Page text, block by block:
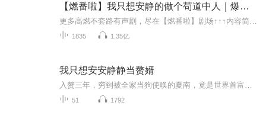
【燃番啦】我只想安静的做个苟道中人｜爆笑&系统｜轻松魔道修仙｜精品多人有声剧 平分仙道
1835 1.35亿
我只想安安静静当赘婿
51 1792